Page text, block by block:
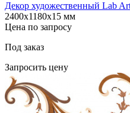
Декор художественный Lab
2400х1180х15 мм
Цена по запросу
Под заказ
Запросить цену